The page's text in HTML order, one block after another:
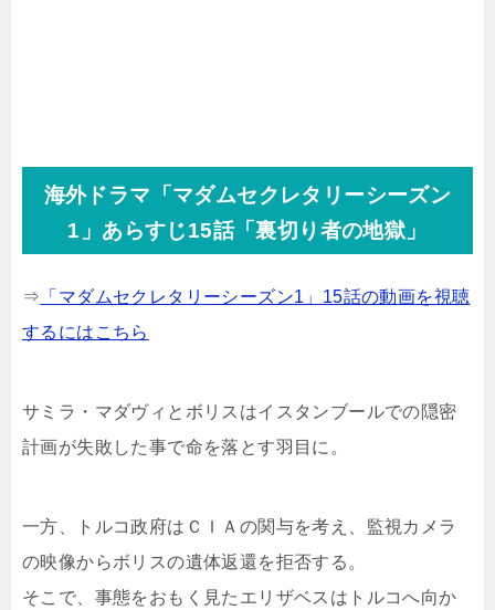
海外ドラマ「マダムセクレタリーシーズン
1」あらすじ15話「裏切り者の地獄」
⇒ 「マダムセクレタリーシーズン1」15話の動画を視聴
するにはこちら
サミラ・マダヴィとボリスはイスタンブールでの隠密
計画が失敗した事で命を落とす羽目に。
一方、トルコ政府はＣＩＡの関与を考え、監視カメラ
の映像からボリスの遺体返還を拒否する。
そこで、事態をおもく見たエリザベスはトルコへ向か